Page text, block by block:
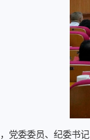
党委委员、纪委书